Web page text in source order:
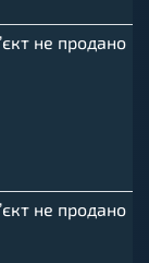
не продано
не продано